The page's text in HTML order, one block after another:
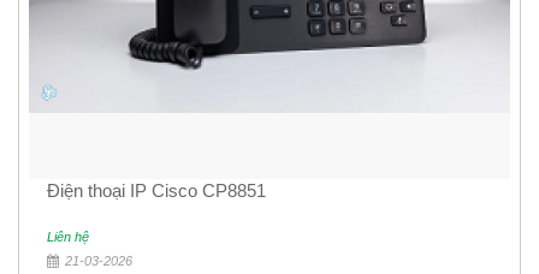
Điện thoại IP Cisco CP8851
Liên hệ
21-03-2026